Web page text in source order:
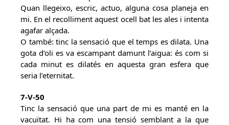
Quan llegeixo, escric, actuo, alguna cosa planeja en
mi. En el recolliment aquest ocell bat les ales i intenta
agafar alçada.
O també: tinc la sensació que el temps es dilata. Una
gota d’oli es va escampant damunt l’aigua: és com si
cada minut es dilatés en aquesta gran esfera que
seria l’eternitat.
7-V-50
Tinc la sensació que una part de mi es manté en la
vacuïtat. Hi ha com una tensió semblant a la que